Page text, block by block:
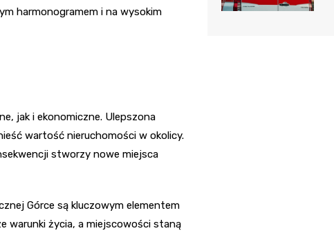
harmonogramem i na wysokim
jak i ekonomiczne. Ulepszona
wartość nieruchomości w okolicy.
stworzy nowe miejsca
Górce są kluczowym elementem
warunki życia, a miejscowości staną